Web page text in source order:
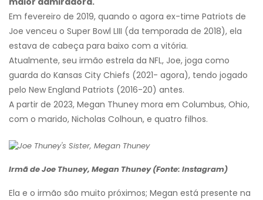
Em fevereiro de 2019, quando o agora ex-time Patriots de
Joe venceu o Super Bowl LIII (da temporada de 2018), ela
estava de cabeça para baixo com a vitória.
Atualmente, seu irmão estrela da NFL, Joe, joga como
guarda do Kansas City Chiefs (2021- agora), tendo jogado
pelo New England Patriots (2016-20) antes.
A partir de 2023, Megan Thuney mora em Columbus, Ohio,
com o marido, Nicholas Colhoun, e quatro filhos.
Irmã de Joe Thuney, Megan Thuney (Fonte: Instagram)
Ela e o irmão são muito próximos; Megan está presente na